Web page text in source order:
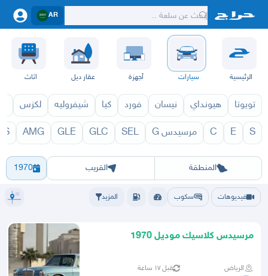
AR
الرئيسية سيارات أجهزة عقار ديل اثاث
تويوتا هيونداي نيسان فورد كيا شيفروليه لكزس
S
E
C مرسيدس G SEL
GLC
GLE
AMG
المنطقة
الرياض الشرقيهجده الطايف حائلأبها عسيرالباحة
القريب 1970
SE 1970
فيديوهات سكوب المزيد
مرسيدس كلاسيك موديل 1970
الرياض قبل ١٧ ساعة